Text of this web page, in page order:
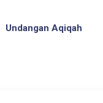
Undangan Aqiqah